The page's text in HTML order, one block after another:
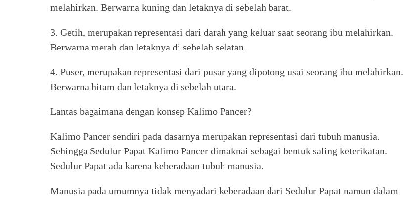
melahirkan. Berwarna kuning dan letaknya di sebelah barat.
3. Getih, merupakan representasi dari darah yang keluar saat seorang ibu melahirkan.
Berwarna merah dan letaknya di sebelah selatan.
4. Puser, merupakan representasi dari pusar yang dipotong usai seorang ibu melahirkan.
Berwarna hitam dan letaknya di sebelah utara.
Lantas bagaimana dengan konsep Kalimo Pancer?
Kalimo Pancer sendiri pada dasarnya merupakan representasi dari tubuh manusia.
Sehingga Sedulur Papat Kalimo Pancer dimaknai sebagai bentuk saling keterikatan.
Sedulur Papat ada karena keberadaan tubuh manusia.
Manusia pada umumnya tidak menyadari keberadaan dari Sedulur Papat namun dalam